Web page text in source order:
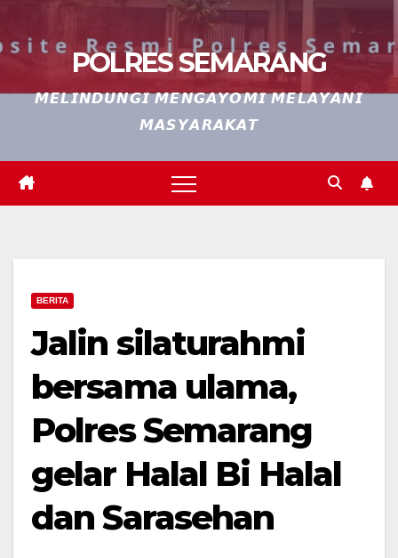
POLRES SEMARANG
𝙈𝙀𝙇𝙄𝙉𝘿𝙐𝙉𝙂𝙄 𝙈𝙀𝙉𝙂𝘼𝙔𝙊𝙈𝙄 𝙈𝙀𝙇𝘼𝙔𝘼𝙉𝙄
𝙈𝘼𝙎𝙔𝘼𝙍𝘼𝙆𝘼𝙏
BERITA
Jalin silaturahmi
bersama ulama,
Polres Semarang
gelar Halal Bi Halal
dan Sarasehan